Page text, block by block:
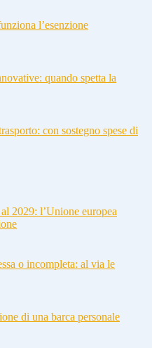
l’esenzione
quando spetta la
con sostegno spese di
2029: l’Unione europea
o incompleta: al via le
di una barca personale